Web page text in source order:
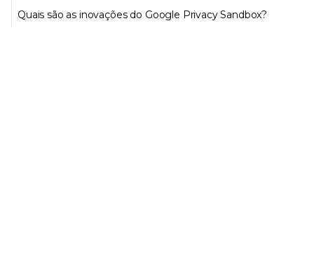
Quais são as inovações do Google Privacy Sandbox?